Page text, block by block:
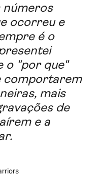
ocorreu e
é o
o "por que"
comportarem
mais
de
e a